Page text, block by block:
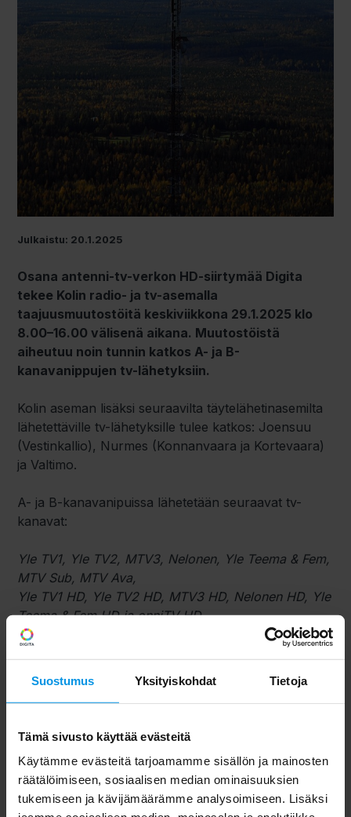
Suostumus Yksityiskohdat Tietoja
Tämä sivusto käyttää evästeitä
Käytämme evästeitä tarjoamamme sisällön ja mainosten
räätälöimiseen, sosiaalisen median ominaisuuksien
tukemiseen ja kävijämäärämme analysoimiseen. Lisäksi
Julkaistu: 20.1.2025
Osana antenni-tv-verkon HD-siirtymää Digita
tekee Kolin radio- ja tv-asemalla
taajuusmuutostöitä keskiviikkona 29.1.2025 klo
8.00–16.00 välisenä aikana. Muutostöistä
aiheutuu noin tunnin katkos A- ja B-
kanavanippujen tv-lähetyksiin.
Kolin aseman lisäksi seuraavilta täytelähetinasemilta
lähetettäville tv-lähetyksille tulee katkos: Joensuu
(Vestinkallio), Nurmes (Konnanvaara ja Kortevaara)
ja Valtimo.
A- ja B-kanavanipuissa lähetetään seuraavat tv-
kanavat:
Yle TV1, Yle TV2, MTV3, Nelonen, Yle Teema & Fem,
MTV Sub, MTV Ava,
Yle TV1 HD, Yle TV2 HD, MTV3 HD, Nelonen HD, Yle
Teema & Fem HD ja onniTV HD
kanavahaku. Digita tiedottaa töiden valmistumisesta
erikseen.
Taajuusmuutostöiden varapäivä on 30.1.2025.
Kanavahaun tekeminen